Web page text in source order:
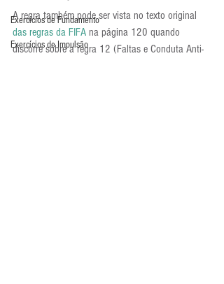
Exercícios de Fundamento
Exercícios de Impulsão
A regra também pode ser vista no texto original
das regras da FIFA na página 120 quando
discorre sobre a regra 12 (Faltas e Conduta Anti-